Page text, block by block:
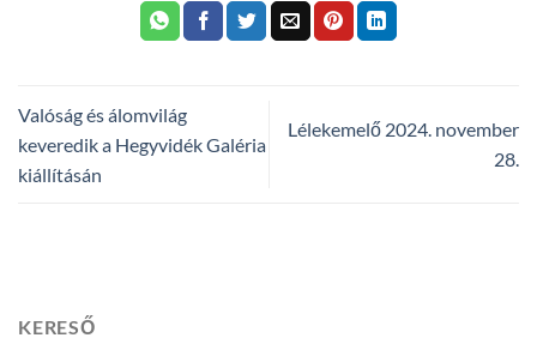
Valóság és álomvilág
keveredik a Hegyvidék Galéria
kiállításán
Lélekemelő 2024. november
28.
KERESŐ